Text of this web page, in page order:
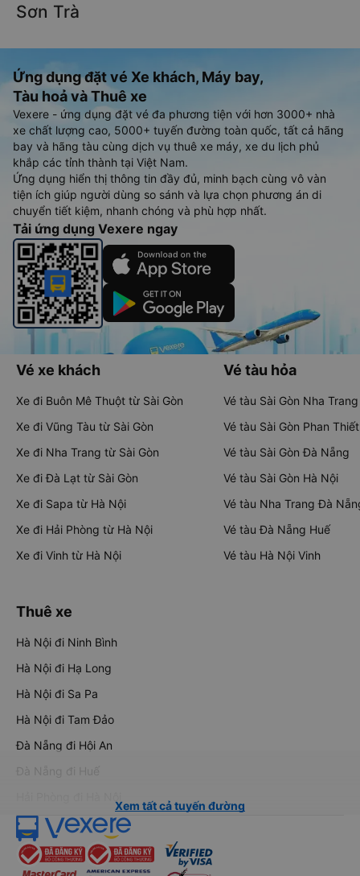
Sơn Trà
Ứng dụng đặt vé Xe khách, Máy bay,
Tàu hoả và Thuê xe
Vexere - ứng dụng đặt vé đa phương tiện với hơn 3000+ nhà
xe chất lượng cao, 5000+ tuyến đường toàn quốc, tất cả hãng
bay và hãng tàu cùng dịch vụ thuê xe máy, xe du lịch phủ
khắp các tỉnh thành tại Việt Nam.
Ứng dụng hiển thị thông tin đầy đủ, minh bạch cùng vô vàn
tiện ích giúp người dùng so sánh và lựa chọn phương án di
chuyển tiết kiệm, nhanh chóng và phù hợp nhất.
Tải ứng dụng Vexere ngay
Vé xe khách
Xe đi Buôn Mê Thuột từ Sài Gòn
Xe đi Vũng Tàu từ Sài Gòn
Xe đi Nha Trang từ Sài Gòn
Xe đi Đà Lạt từ Sài Gòn
Xe đi Sapa từ Hà Nội
Xe đi Hải Phòng từ Hà Nội
Xe đi Vinh từ Hà Nội
Vé tàu hỏa
Vé tàu Sài Gòn Nha Trang
Vé tàu Sài Gòn Phan Thiết
Vé tàu Sài Gòn Đà Nẵng
Vé tàu Sài Gòn Hà Nội
Vé tàu Nha Trang Đà
Vé tàu Đà Nẵng Huế
Vé tàu Hà Nội Vinh
Thuê xe
Hà Nội đi Ninh Bình
Hà Nội đi Hạ Long
Hà Nội đi Sa Pa
Hà Nội đi Tam Đảo
Đà Nẵng đi Hội An
Đà Nẵng đi Huế
Xem tất cả tuyến đường